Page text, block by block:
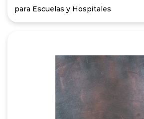
para Escuelas y Hospitales